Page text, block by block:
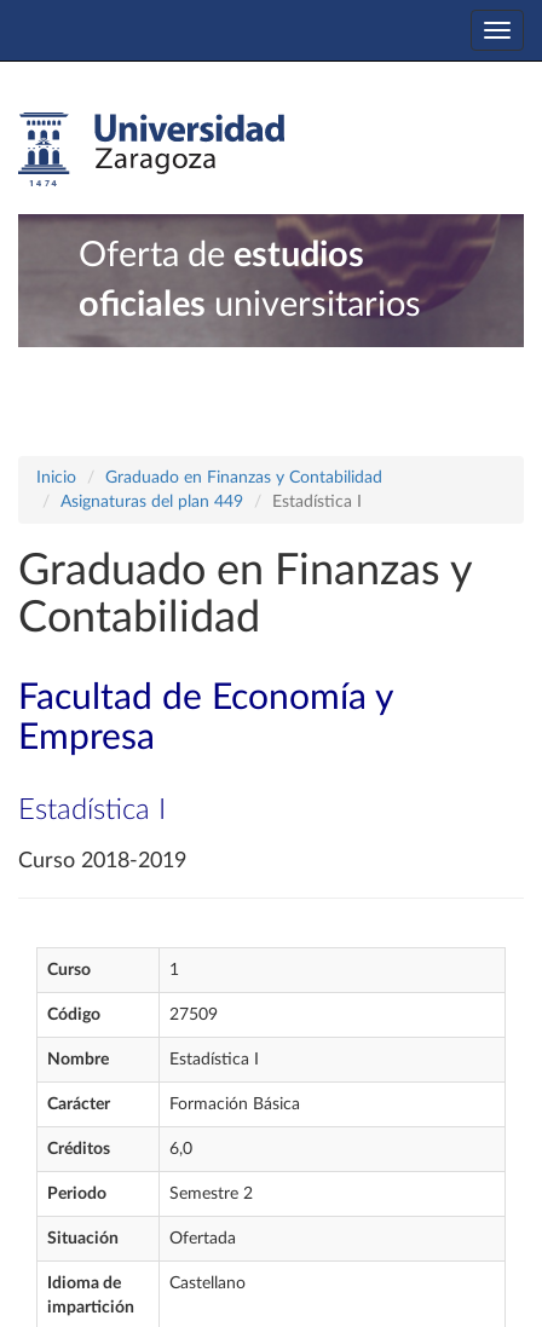
Oferta de estudios
oficiales universitarios
Inicio
Graduado en Finanzas y Contabilidad
Asignaturas del plan 449
Estadística I
Graduado en Finanzas y
Contabilidad
Facultad de Economía y
Empresa
Estadística I
Curso 2018-2019
Curso 1
Código 27509
Nombre Estadística I
Carácter Formación Básica
Créditos 6,0
Periodo Semestre 2
Situación Ofertada
Idioma de
impartición
Castellano